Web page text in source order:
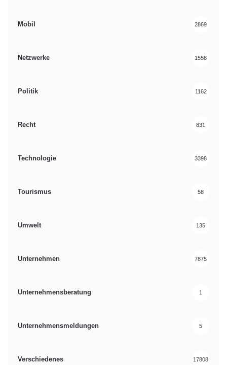
Mobil 2869
Netzwerke 1558
Politik 1162
Recht 831
Technologie 3398
Tourismus 58
Umwelt 135
Unternehmen 7875
Unternehmensberatung 1
Unternehmensmeldungen 5
Verschiedenes 17808